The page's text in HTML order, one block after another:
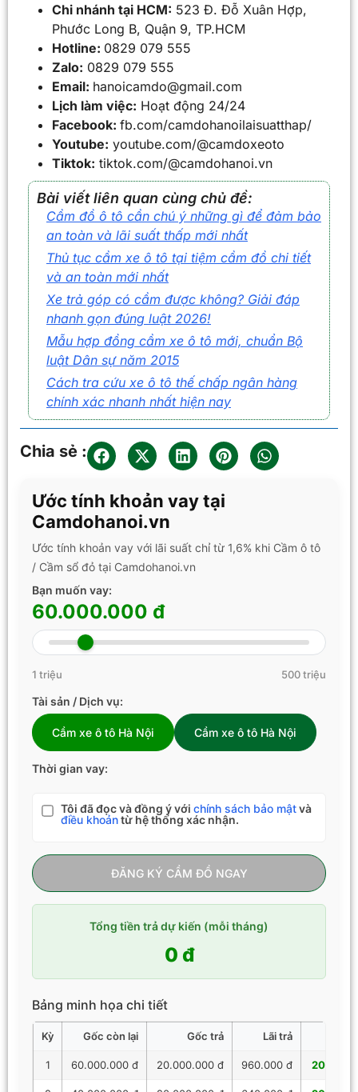
Chi nhánh tại HCM: 523 Đ. Đỗ Xuân Hợp,
Phước Long B, Quận 9, TP.HCM
Hotline: 0829 079 555
Zalo: 0829 079 555
Email: hanoicamdo@gmail.com
Lịch làm việc: Hoạt động 24/24
Facebook: fb.com/camdohanoilaisuatthap/
Youtube: youtube.com/@camdoxeoto
Tiktok: tiktok.com/@camdohanoi.vn
Bài viết liên quan cùng chủ đề:
Cầm đồ ô tô cần chú ý những gì để đảm bảo
an toàn và lãi suất thấp mới nhất
Thủ tục cầm xe ô tô tại tiệm cầm đồ chi tiết
và an toàn mới nhất
Xe trả góp có cầm được không? Giải đáp
nhanh gọn đúng luật 2026!
Mẫu hợp đồng cầm xe ô tô mới, chuẩn Bộ
luật Dân sự năm 2015
Cách tra cứu xe ô tô thế chấp ngân hàng
chính xác nhanh nhất hiện nay
Chia sẻ :
Ước tính khoản vay tại
Camdohanoi.vn
Ước tính khoản vay với lãi suất chỉ từ 1,6% khi Cầm ô tô
/ Cầm sổ đỏ tại Camdohanoi.vn
Bạn muốn vay:
60.000.000 đ
1 triệu 500 triệu
Tài sản / Dịch vụ:
Cầm xe ô tô Hà Nội Cầm xe ô tô Hà Nội
Thời gian vay:
Tôi đã đọc và đồng ý với chính sách bảo mậtvà
điều khoảntừ hệ thống xác nhận.
ĐĂNG KÝ CẦM ĐỒ NGAY
Tổng tiền trả dự kiến (mỗi tháng)
0 đ
Bảng minh họa chi tiết
Kỳ Gốc còn lại Gốc trả Lãi trả
1 60.000.000 đ 20.000.000 đ 960.000 đ